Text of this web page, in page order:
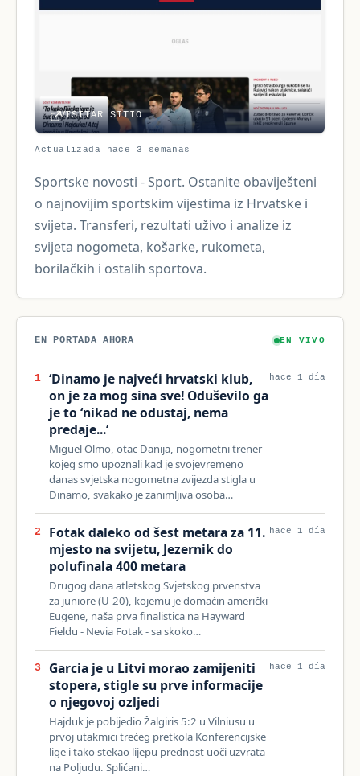
VISITAR SITIO
Actualizada hace 3 semanas
Sportske novosti - Sport. Ostanite obaviješteni
o najnovijim sportskim vijestima iz Hrvatske i
svijeta. Transferi, rezultati uživo i analize iz
svijeta nogometa, košarke, rukometa,
borilačkih i ostalih sportova.
EN PORTADA AHORA EN VIVO
1
‘Dinamo je najveći hrvatski klub,
on je za mog sina sve! Oduševilo ga
je to ‘nikad ne odustaj, nema
predaje...‘
Miguel Olmo, otac Danija, nogometni trener
kojeg smo upoznali kad je svojevremeno
danas svjetska nogometna zvijezda stigla u
Dinamo, svakako je zanimljiva osoba…
hace 1 día
2
Fotak daleko od šest metara za 11.
mjesto na svijetu, Jezernik do
polufinala 400 metara
Drugog dana atletskog Svjetskog prvenstva
za juniore (U-20), kojemu je domaćin američki
Eugene, naša prva finalistica na Hayward
Fieldu - Nevia Fotak - sa skoko…
hace 1 día
3
Garcia je u Litvi morao zamijeniti
stopera, stigle su prve informacije
o njegovoj ozljedi
Hajduk je pobijedio Žalgiris 5:2 u Vilniusu u
prvoj utakmici trećeg pretkola Konferencijske
lige i tako stekao lijepu prednost uoči uzvrata
na Poljudu. Splićani…
hace 1 día